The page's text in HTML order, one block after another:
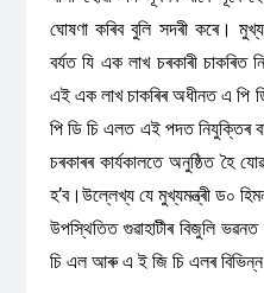
ঘোষণা কৰিব বুলি সদৰী কৰে।
বৰ্যত যি এক লাখ চৰকাৰী চাকৰিত
এই এক লাখ চাকৰিৰ অধীনত এ পি
পি ডি চি এলত এই পদত নিযুক্তিৰ
চৰকাৰৰ কাৰ্যকালতে অনুষ্ঠিত হৈ
হʼব।উল্লেখ্য যে মুখ্যমন্ত্ৰী ড০
উপস্থিতিত গুৱাহাটীৰ বিজুলি
চি এল আৰু এ ই জি চি এলৰ বিভিন্ন